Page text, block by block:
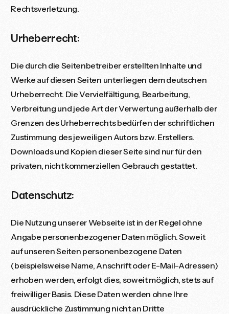
Rechtsverletzung.
Urheberrecht:
Die durch die Seitenbetreiber erstellten Inhalte und
Werke auf diesen Seiten unterliegen dem deutschen
Urheberrecht. Die Vervielfältigung, Bearbeitung,
Verbreitung und jede Art der Verwertung außerhalb der
Grenzen des Urheberrechts bedürfen der schriftlichen
Zustimmung des jeweiligen Autors bzw. Erstellers.
Downloads und Kopien dieser Seite sind nur für den
privaten, nicht kommerziellen Gebrauch gestattet.
Datenschutz:
Die Nutzung unserer Webseite ist in der Regel ohne
Angabe personenbezogener Daten möglich. Soweit
auf unseren Seiten personenbezogene Daten
(beispielsweise Name, Anschrift oder E-Mail-Adressen)
erhoben werden, erfolgt dies, soweit möglich, stets auf
freiwilliger Basis. Diese Daten werden ohne Ihre
ausdrückliche Zustimmung nicht an Dritte